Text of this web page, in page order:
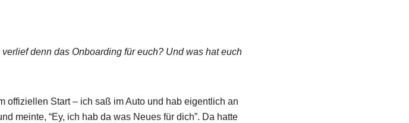
denn das Onboarding für euch? Und was hat euch
offiziellen Start – ich saß im Auto und hab eigentlich an
meinte, “Ey, ich hab da was Neues für dich”. Da hatte